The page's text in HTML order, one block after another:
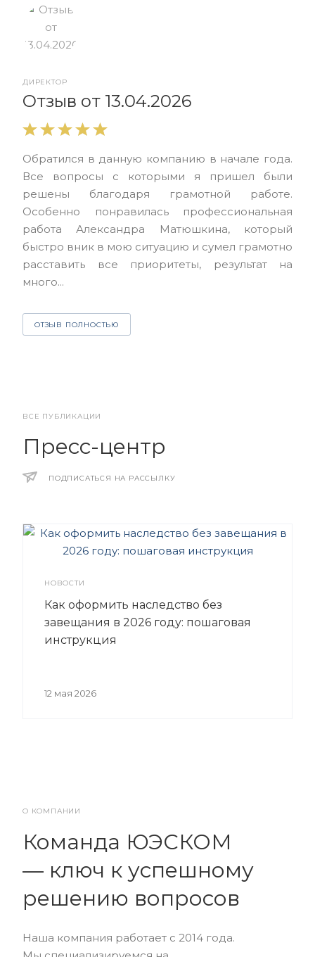
ДИРЕКТОР
Отзыв от 13.04.2026
Обратился в данную компанию в начале года.
Все вопросы с которыми я пришел были
решены благодаря грамотной работе.
Особенно понравилась профессиональная
работа Александра Матюшкина, который
быстро вник в мою ситуацию и сумел грамотно
расставить все приоритеты, результат на
много...
ОТЗЫВ ПОЛНОСТЬЮ
ВСЕ ПУБЛИКАЦИИ
Пресс-центр
ПОДПИСАТЬСЯ НА РАССЫЛКУ
НОВОСТИ
Как оформить наследство без
завещания в 2026 году: пошаговая
инструкция
12 мая 2026
О КОМПАНИИ
Команда ЮЭСКОМ
— ключ к успешному
решению вопросов
Наша компания работает с 2014 года.